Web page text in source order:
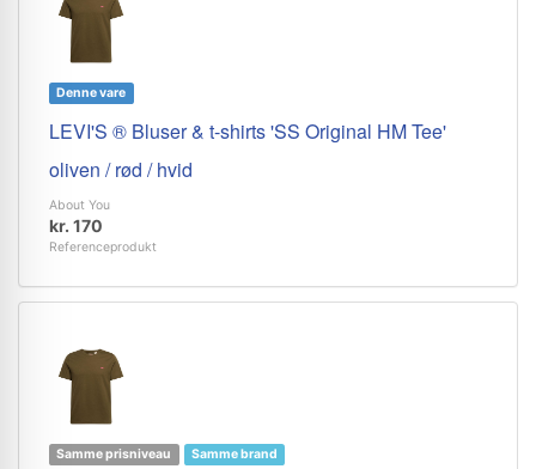
Denne vare
LEVI'S ® Bluser & t-shirts 'SS Original HM Tee'
oliven / rød / hvid
About You
kr. 170
Referenceprodukt
Samme prisniveau Samme brand